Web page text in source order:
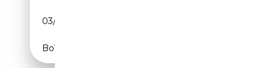
03/2020
Boîte automatique